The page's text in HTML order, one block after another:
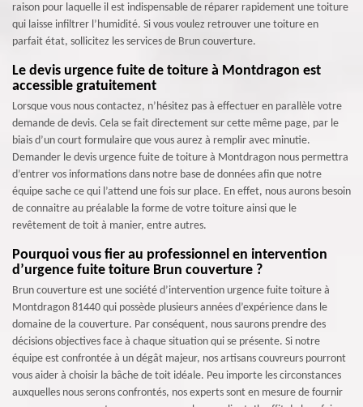
raison pour laquelle il est indispensable de réparer rapidement une toiture
qui laisse infiltrer l’humidité. Si vous voulez retrouver une toiture en
parfait état, sollicitez les services de Brun couverture.
Le devis urgence fuite de toiture à Montdragon est
accessible gratuitement
Lorsque vous nous contactez, n’hésitez pas à effectuer en parallèle votre
demande de devis. Cela se fait directement sur cette même page, par le
biais d’un court formulaire que vous aurez à remplir avec minutie.
Demander le devis urgence fuite de toiture à Montdragon nous permettra
d’entrer vos informations dans notre base de données afin que notre
équipe sache ce qui l’attend une fois sur place. En effet, nous aurons besoin
de connaitre au préalable la forme de votre toiture ainsi que le
revêtement de toit à manier, entre autres.
Pourquoi vous fier au professionnel en intervention
d’urgence fuite toiture Brun couverture ?
Brun couverture est une société d’intervention urgence fuite toiture à
Montdragon 81440 qui possède plusieurs années d’expérience dans le
domaine de la couverture. Par conséquent, nous saurons prendre des
décisions objectives face à chaque situation qui se présente. Si notre
équipe est confrontée à un dégât majeur, nos artisans couvreurs pourront
vous aider à choisir la bâche de toit idéale. Peu importe les circonstances
auxquelles nous serons confrontés, nos experts sont en mesure de fournir